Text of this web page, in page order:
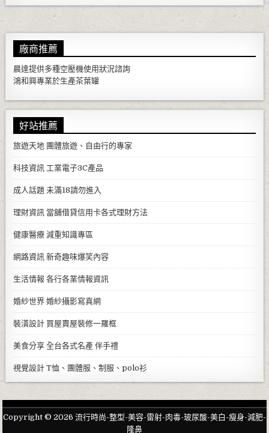
廠商推薦
晨達提供多種空壓機使用狀況諮詢
鴻和興專業於生產茶葉罐
好站推薦
旅遊天地 團體旅遊、自由行的專家
科技資訊 工業電子3C產品
成人話題 未滿18請勿進入
理財資訊 當舖借貸信用卡各式理財方法
健康醫療 減重知識專區
網路資訊 新奇趣味爆笑內容
生活情報 各行各業情報資訊
婚紗世界 婚紗攝影寫真網
裝潢設計 買屋賣屋裝修一羅框
美食分享 全台各式名產 伴手禮
視覺設計 T恤、團體服、制服、polo衫
Copyright © 2026 流行時尚-整型-美容-雷射-肉毒-玻尿酸-美白-瘦身-減肥-
隆鼻